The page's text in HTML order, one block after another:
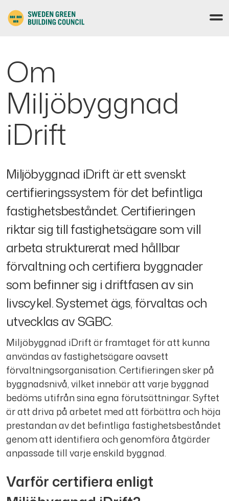
Om
Miljöbyggnad
iDrift
Miljöbyggnad iDrift är ett svenskt
certifieringssystem för det befintliga
fastighetsbeståndet. Certifieringen
riktar sig till fastighetsägare som vill
arbeta strukturerat med hållbar
förvaltning och certifiera byggnader
som befinner sig i driftfasen av sin
livscykel. Systemet ägs, förvaltas och
utvecklas av SGBC.
Miljöbyggnad iDrift är framtaget för att kunna
användas av fastighetsägare oavsett
förvaltningsorganisation. Certifieringen sker på
byggnadsnivå, vilket innebär att varje byggnad
bedöms utifrån sina egna förutsättningar. Syftet
är att driva på arbetet med att förbättra och höja
prestandan av det befintliga fastighetsbeståndet
genom att identifiera och genomföra åtgärder
anpassade till varje enskild byggnad.
Varför certifiera enligt